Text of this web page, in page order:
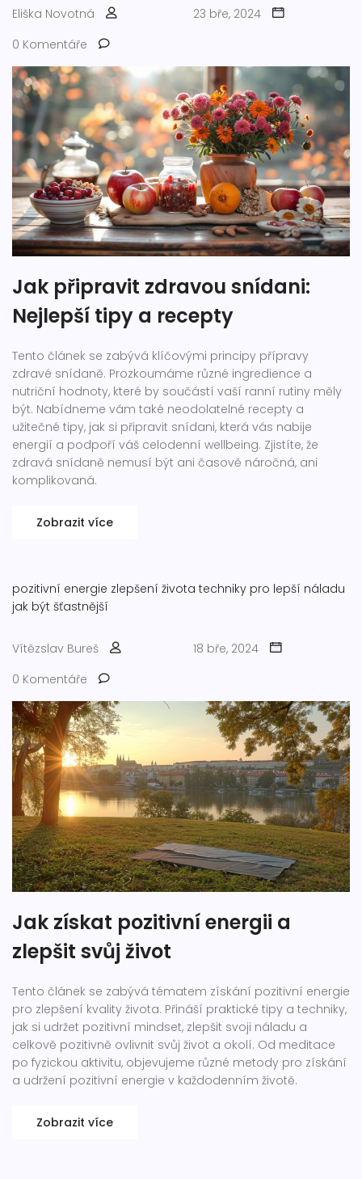
Eliška Novotná
23 bře, 2024
0 Komentáře
Jak připravit zdravou snídani:
Nejlepší tipy a recepty
Tento článek se zabývá klíčovými principy přípravy
zdravé snídaně. Prozkoumáme různé ingredience a
nutriční hodnoty, které by součástí vaší ranní rutiny měly
být. Nabídneme vám také neodolatelné recepty a
užitečné tipy, jak si připravit snídani, která vás nabije
energií a podpoří váš celodenní wellbeing. Zjistíte, že
zdravá snídaně nemusí být ani časově náročná, ani
komplikovaná.
Zobrazit více
pozitivní energie zlepšení života techniky pro lepší náladu
jak být šťastnější
Vítězslav Bureš
18 bře, 2024
0 Komentáře
Jak získat pozitivní energii a
zlepšit svůj život
Tento článek se zabývá tématem získání pozitivní energie
pro zlepšení kvality života. Přináší praktické tipy a techniky,
jak si udržet pozitivní mindset, zlepšit svoji náladu a
celkově pozitivně ovlivnit svůj život a okolí. Od meditace
po fyzickou aktivitu, objevujeme různé metody pro získání
a udržení pozitivní energie v každodenním životě.
Zobrazit více